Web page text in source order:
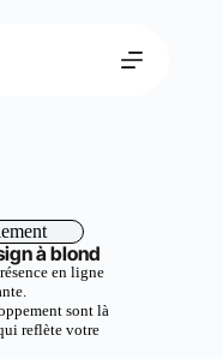
à blond
en ligne
sont là
reflète votre